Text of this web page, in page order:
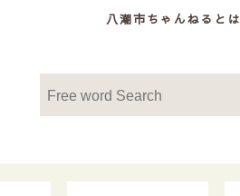
八潮市ちゃんねるとは